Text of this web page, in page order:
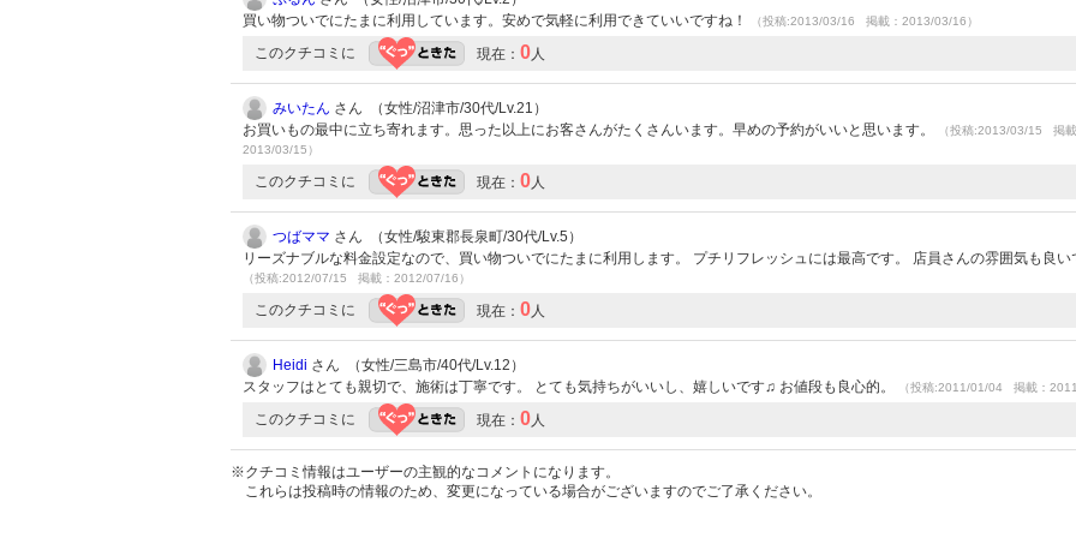
買い物ついでにたまに利用しています。安めで気軽に利用できていいですね！
（投稿:2013/03/16 掲載：2013/03/16）
このクチコミに 現在： 0 人
みいたん さん （女性/沼津市/30代/Lv.21）
お買いもの最中に立ち寄れます。思った以上にお客さんがたくさんいます。早めの予約がいいと思います。
（投稿:2013/03/15 掲載
2013/03/15）
このクチコミに 現在： 0 人
つばママ さん （女性/駿東郡長泉町/30代/Lv.5）
リーズナブルな料金設定なので、買い物ついでにたまに利用します。 プチリフレッシュには最高です。 店員さんの雰囲気も良い
（投稿:2012/07/15 掲載：2012/07/16）
このクチコミに 現在： 0 人
Heidi さん （女性/三島市/40代/Lv.12）
スタッフはとても親切で、施術は丁寧です。 とても気持ちがいいし、嬉しいです♫ お値段も良心的。
（投稿:2011/01/04 掲載：
このクチコミに 現在： 0 人
※クチコミ情報はユーザーの主観的なコメントになります。
これらは投稿時の情報のため、変更になっている場合がございますのでご了承ください。